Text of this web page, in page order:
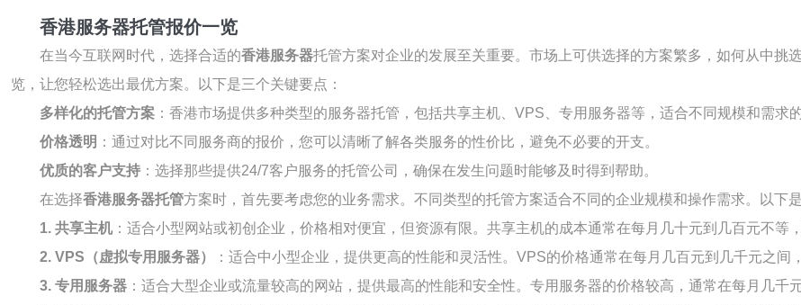
香港服务器托管报价一览
在当今互联网时代，选择合适的香港服务器托管方案对企业的发展至关重要。市场上可供选择的方案繁多，如何从中挑
览，让您轻松选出最优方案。以下是三个关键要点：
多样化的托管方案 ：香港市场提供多种类型的服务器托管，包括共享主机、VPS、专用服务器等，适合不同规模和需求的
价格透明 ：通过对比不同服务商的报价，您可以清晰了解各类服务的性价比，避免不必要的开支。
优质的客户支持 ：选择那些提供24/7客户服务的托管公司，确保在发生问题时能够及时得到帮助。
在选择香港服务器托管方案时，首先要考虑您的业务需求。不同类型的托管方案适合不同的企业规模和操作需求。以下
1. 共享主机 ：适合小型网站或初创企业，价格相对便宜，但资源有限。共享主机的成本通常在每月几十元到几百元不等
2. VPS（虚拟专用服务器）
：适合中小型企业，提供更高的性能和灵活性。VPS的价格通常在每月几百元到几千元之间
3. 专用服务器 ：适合大型企业或流量较高的网站，提供最高的性能和安全性。专用服务器的价格较高，通常在每月几千